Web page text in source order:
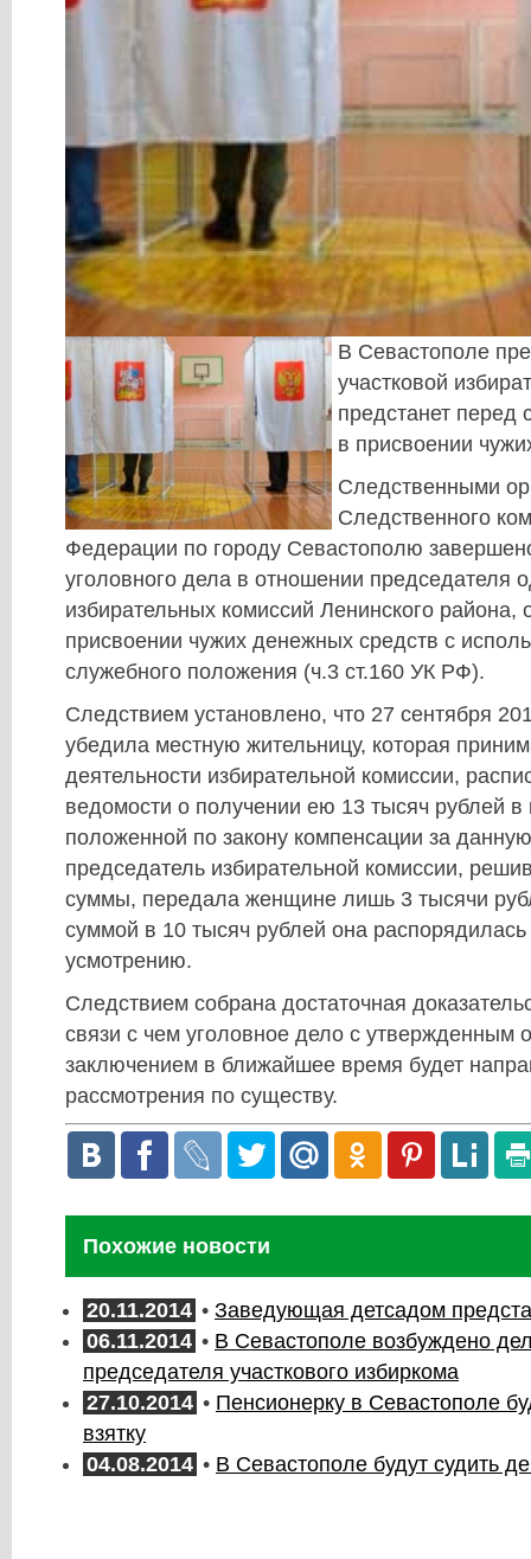
В Севастополе
участковой
предстанет перед
в присвоении
Следственными
Следственного
Федерации по городу Севастополю
уголовного дела в отношении председателя
избирательных комиссий Ленинского района,
присвоении чужих денежных средств с
служебного положения (ч.3 ст.160 УК РФ).
Следствием установлено, что 27 сентября
убедила местную жительницу, которая
деятельности избирательной комиссии,
ведомости о получении ею 13 тысяч рублей в
положенной по закону компенсации за
председатель избирательной комиссии,
суммы, передала женщине лишь 3 тысячи
суммой в 10 тысяч рублей она
усмотрению.
Следствием собрана достаточная
связи с чем уголовное дело с утвержденным
заключением в ближайшее время будет
рассмотрения по существу.
Похожие новости
20.11.2014 • Заведующая детсадом
06.11.2014 • В Севастополе возбуждено
председателя участкового избиркома
27.10.2014 • Пенсионерку в Севастополе
взятку
04.08.2014 • В Севастополе будут судить